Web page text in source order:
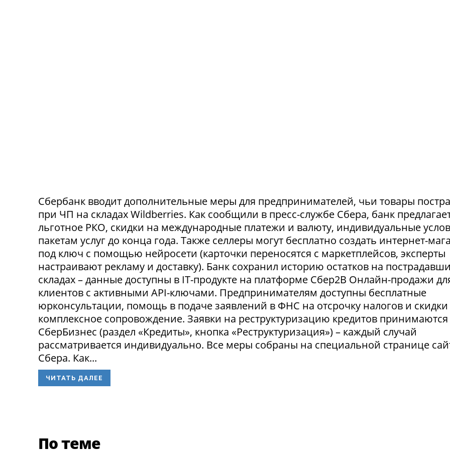
Сбербанк вводит дополнительные меры для предпринимателей, чьи товары
при ЧП на складах Wildberries. Как сообщили в пресс-службе Сбера, банк
льготное РКО, скидки на международные платежи и валюту, индивидуальные
пакетам услуг до конца года. Также селлеры могут бесплатно создать интернет-
под ключ с помощью нейросети (карточки переносятся с маркетплейсов, эксперты
настраивают рекламу и доставку). Банк сохранил историю остатков на
складах – данные доступны в IT-продукте на платформе Сбер2В Онлайн-продажи
клиентов с активными API-ключами. Предпринимателям доступны бесплатные
юрконсультации, помощь в подаче заявлений в ФНС на отсрочку налогов и
комплексное сопровождение. Заявки на реструктуризацию кредитов принимаются
СберБизнес (раздел «Кредиты», кнопка «Реструктуризация») – каждый случай
рассматривается индивидуально. Все меры собраны на специальной странице
Сбера. Как...
ЧИТАТЬ ДАЛЕЕ
По теме